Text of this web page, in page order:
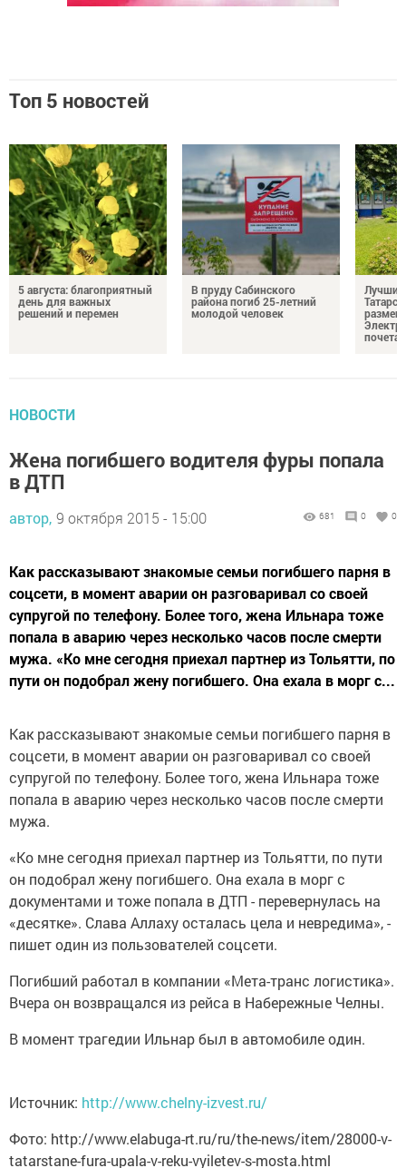
Топ 5 новостей
5 августа: благоприятный
день для важных
решений и перемен
В пруду Сабинского
района погиб 25-летний
молодой человек
Лучших
почета
НОВОСТИ
Жена погибшего водителя фуры попала
в ДТП
автор, 9 октября 2015 - 15:00 681 0 0
Как рассказывают знакомые семьи погибшего парня в
соцсети, в момент аварии он разговаривал со своей
супругой по телефону. Более того, жена Ильнара тоже
попала в аварию через несколько часов после смерти
мужа. «Ко мне сегодня приехал партнер из Тольятти, по
пути он подобрал жену погибшего. Она ехала в морг с...
Как рассказывают знакомые семьи погибшего парня в
соцсети, в момент аварии он разговаривал со своей
супругой по телефону. Более того, жена Ильнара тоже
попала в аварию через несколько часов после смерти
мужа.
«Ко мне сегодня приехал партнер из Тольятти, по пути
он подобрал жену погибшего. Она ехала в морг с
документами и тоже попала в ДТП - перевернулась на
«десятке». Слава Аллаху осталась цела и невредима», -
пишет один из пользователей соцсети.
Погибший работал в компании «Мета-транс логистика».
Вчера он возвращался из рейса в Набережные Челны.
В момент трагедии Ильнар был в автомобиле один.
Источник: http://www.chelny-izvest.ru/
Фото: http://www.elabuga-rt.ru/ru/the-news/item/28000-v-
tatarstane-fura-upala-v-reku-vyiletev-s-mosta.html